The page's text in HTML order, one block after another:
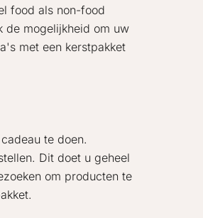
food als non-food
de mogelijkheid om uw
met een kerstpakket
te doen.
Dit doet u geheel
om producten te